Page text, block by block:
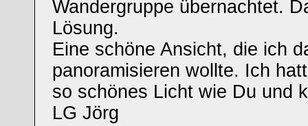
Wandergruppe übernachtet.
Lösung.
Eine schöne Ansicht, die ich
panoramisieren wollte. Ich
so schönes Licht wie Du und
LG Jörg